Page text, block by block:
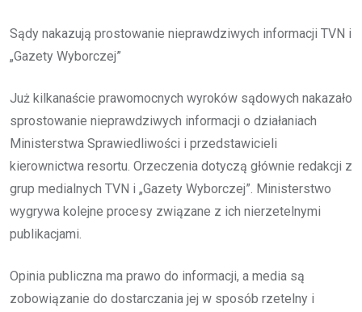
Sądy nakazują prostowanie nieprawdziwych informacji TVN i
„Gazety Wyborczej”
Już kilkanaście prawomocnych wyroków sądowych nakazało
sprostowanie nieprawdziwych informacji o działaniach
Ministerstwa Sprawiedliwości i przedstawicieli
kierownictwa resortu. Orzeczenia dotyczą głównie redakcji z
grup medialnych TVN i „Gazety Wyborczej”. Ministerstwo
wygrywa kolejne procesy związane z ich nierzetelnymi
publikacjami.
Opinia publiczna ma prawo do informacji, a media są
zobowiązanie do dostarczania jej w sposób rzetelny i